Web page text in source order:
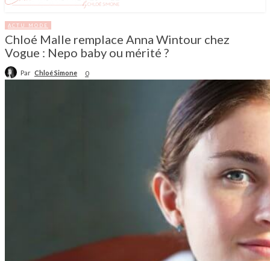
ACTU MODE
Chloé Malle remplace Anna Wintour chez
Vogue : Nepo baby ou mérité ?
Par Chloé Simone 0